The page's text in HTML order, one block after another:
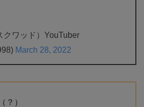
ワッド）YouTuber
March 28, 2022
？）